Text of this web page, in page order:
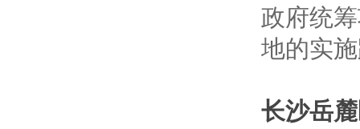
政府统
地的实
长沙岳